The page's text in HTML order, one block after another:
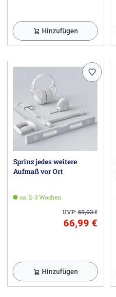
Hinzufügen
Sprinz jedes weitere
Aufmaß vor Ort
ca. 2-3 Wochen
UVP:69,03€
66,99 €
Hinzufügen